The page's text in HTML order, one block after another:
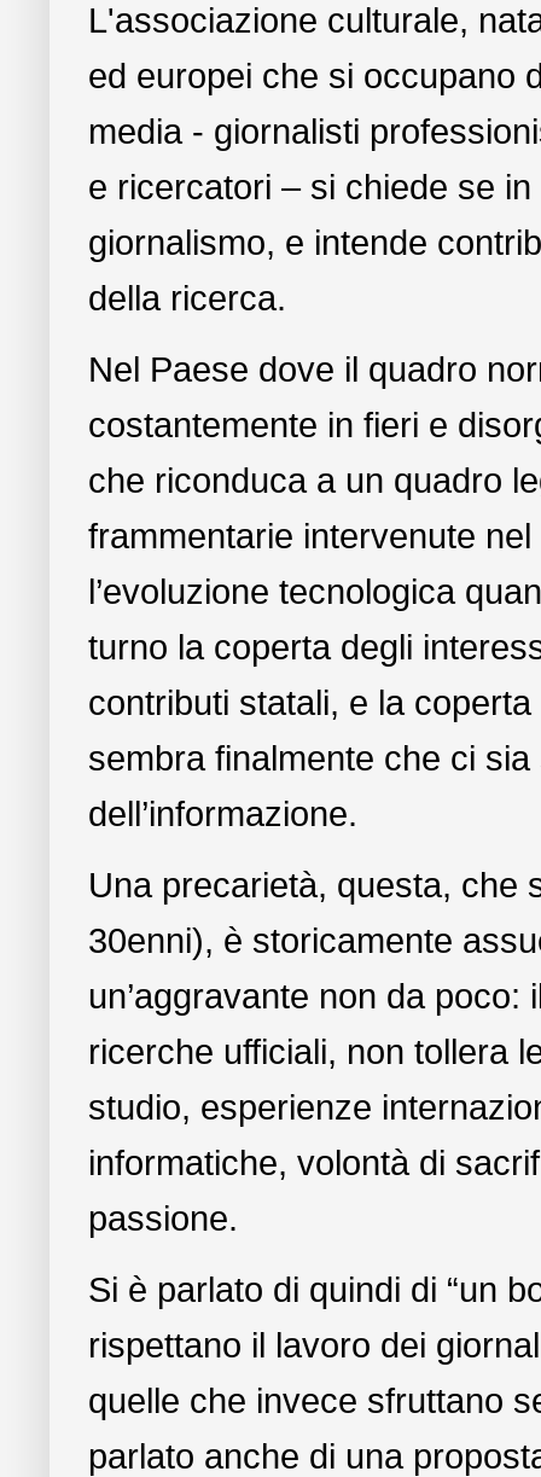
L'associazione culturale,
ed europei che si occupano
media - giornalisti
e ricercatori – si chiede se
giornalismo, e intende
della ricerca.
Nel Paese dove il quadro
costantemente in fieri e
che riconduca a un quadro
frammentarie intervenute
l’evoluzione tecnologica
turno la coperta degli
contributi statali, e la
sembra finalmente che ci
dell’informazione.
Una precarietà, questa, che
30enni), è storicamente
un’aggravante non da
ricerche ufficiali, non tollera
studio, esperienze
informatiche, volontà di
passione.
Si è parlato di quindi di “un
rispettano il lavoro dei
quelle che invece sfruttano
parlato anche di una